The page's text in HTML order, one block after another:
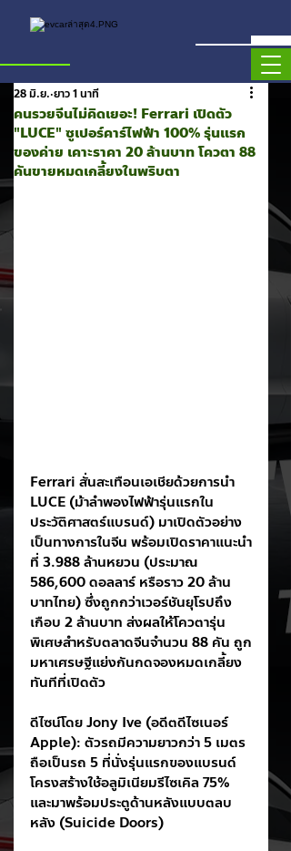
คนรวยจีนไม่คิดเยอะ! Ferrari เปิดตัว
"LUCE" ซูเปอร์คาร์ไฟฟ้า 100% รุ่นแรก
ของค่าย เคาะราคา 20 ล้านบาท โควตา 88
คันขายหมดเกลี้ยงในพริบตา
28 มิ.ย. ยาว 1 นาที
Ferrari สั่นสะเทือนเอเชียด้วยการนำ
LUCE (ม้าลำพองไฟฟ้ารุ่นแรกใน
ประวัติศาสตร์แบรนด์) มาเปิดตัวอย่าง
เป็นทางการในจีน พร้อมเปิดราคาแนะนำ
ที่ 3.988 ล้านหยวน (ประมาณ
586,600 ดอลลาร์ หรือราว 20 ล้าน
บาทไทย) ซึ่งถูกกว่าเวอร์ชันยุโรปถึง
เกือบ 2 ล้านบาท ส่งผลให้โควตารุ่น
พิเศษสำหรับตลาดจีนจำนวน 88 คัน ถูก
มหาเศรษฐีแย่งกันกดจองหมดเกลี้ยง
ทันทีที่เปิดตัว
ดีไซน์โดย Jony Ive (อดีตดีไซเนอร์
Apple): ตัวรถมีความยาวกว่า 5 เมตร
ถือเป็นรถ 5 ที่นั่งรุ่นแรกของแบรนด์
โครงสร้างใช้อลูมิเนียมรีไซเคิล 75%
และมาพร้อมประตูด้านหลังแบบตลบ
หลัง (Suicide Doors)